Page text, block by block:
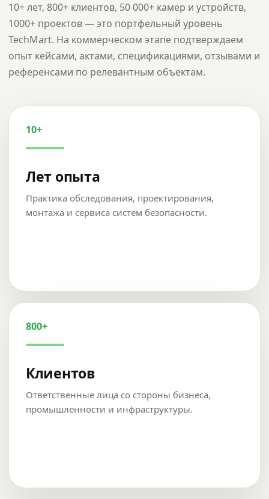
10+ лет, 800+ клиентов, 50 000+ камер и устройств,
1000+ проектов — это портфельный уровень
TechMart. На коммерческом этапе подтверждаем
опыт кейсами, актами, спецификациями, отзывами и
референсами по релевантным объектам.
10+
Лет опыта
Практика обследования, проектирования,
монтажа и сервиса систем безопасности.
800+
Клиентов
Ответственные лица со стороны бизнеса,
промышленности и инфраструктуры.